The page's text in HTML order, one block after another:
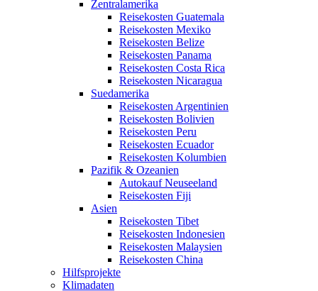
Zentralamerika
Reisekosten Guatemala
Reisekosten Mexiko
Reisekosten Belize
Reisekosten Panama
Reisekosten Costa Rica
Reisekosten Nicaragua
Suedamerika
Reisekosten Argentinien
Reisekosten Bolivien
Reisekosten Peru
Reisekosten Ecuador
Reisekosten Kolumbien
Pazifik & Ozeanien
Autokauf Neuseeland
Reisekosten Fiji
Asien
Reisekosten Tibet
Reisekosten Indonesien
Reisekosten Malaysien
Reisekosten China
Hilfsprojekte
Klimadaten